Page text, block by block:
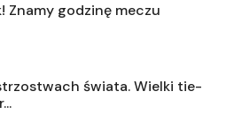
Znamy godzinę meczu
świata. Wielki tie-